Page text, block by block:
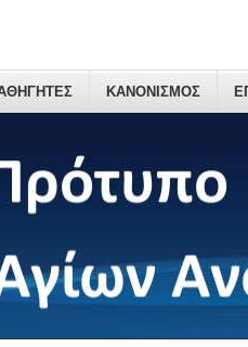
ΚΑΝΟΝΙΣΜΟΣ